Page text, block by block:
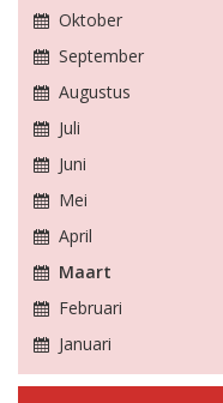
Oktober
September
Augustus
Juli
Juni
Mei
April
Maart
Februari
Januari